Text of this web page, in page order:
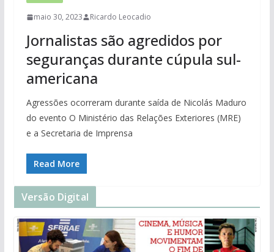
maio 30, 2023 Ricardo Leocadio
Jornalistas são agredidos por
seguranças durante cúpula sul-
americana
Agressões ocorreram durante saída de Nicolás Maduro
do evento O Ministério das Relações Exteriores (MRE)
e a Secretaria de Imprensa
Read More
Versão Digital